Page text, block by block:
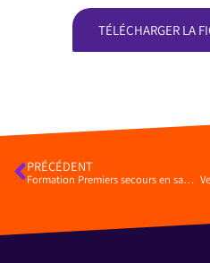
TÉLÉCHARGER LA
PRÉCÉDENT
Formation Premiers secours en santé mentale (PSSM)